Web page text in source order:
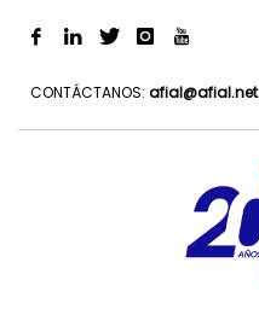
CONTÁCTANOS: afial@afial.net